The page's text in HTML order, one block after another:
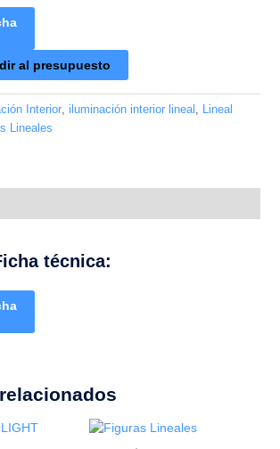
al presupuesto
Interior, iluminación interior lineal
Lineal
Lineales
técnica: